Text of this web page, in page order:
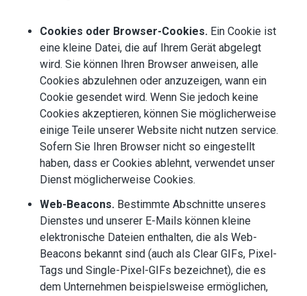
Cookies oder Browser-Cookies. Ein Cookie ist
eine kleine Datei, die auf Ihrem Gerät abgelegt
wird. Sie können Ihren Browser anweisen, alle
Cookies abzulehnen oder anzuzeigen, wann ein
Cookie gesendet wird. Wenn Sie jedoch keine
Cookies akzeptieren, können Sie möglicherweise
einige Teile unserer Website nicht nutzen service.
Sofern Sie Ihren Browser nicht so eingestellt
haben, dass er Cookies ablehnt, verwendet unser
Dienst möglicherweise Cookies.
Web-Beacons. Bestimmte Abschnitte unseres
Dienstes und unserer E-Mails können kleine
elektronische Dateien enthalten, die als Web-
Beacons bekannt sind (auch als Clear GIFs, Pixel-
Tags und Single-Pixel-GIFs bezeichnet), die es
dem Unternehmen beispielsweise ermöglichen,